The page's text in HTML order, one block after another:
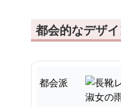
都会的なデザ